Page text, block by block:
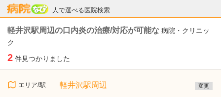
人で選べる医院検索
病院なび
軽井沢駅周辺の口内炎の治療/対応が可能な 病院・クリニッ
ク
2 件見つかりました
エリア/駅 軽井沢駅周辺 変更